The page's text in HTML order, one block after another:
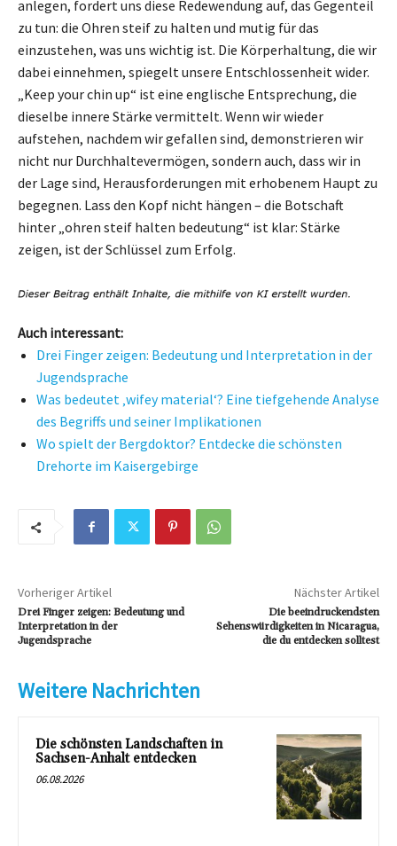
anlegen, fordert uns diese Redewendung auf, das Gegenteil
zu tun: die Ohren steif zu halten und mutig für das
einzustehen, was uns wichtig ist. Die Körperhaltung, die wir
dabei einnehmen, spiegelt unsere Entschlossenheit wider.
„Keep your chin up“ ist eine englische Entsprechung, die
dieselbe innere Stärke vermittelt. Wenn wir wieder
aufstehen, nachdem wir gefallen sind, demonstrieren wir
nicht nur Durchhaltevermögen, sondern auch, dass wir in
der Lage sind, Herausforderungen mit erhobenem Haupt zu
begegnen. Lass den Kopf nicht hängen – die Botschaft
hinter „ohren steif halten bedeutung“ ist klar: Stärke
zeigen, ist der Schlüssel zum Erfolg.
Auch interessant:
Drei Finger zeigen: Bedeutung und Interpretation in der
Jugendsprache
Was bedeutet ‚wifey material‘? Eine tiefgehende Analyse
des Begriffs und seiner Implikationen
Wo spielt der Bergdoktor? Entdecke die schönsten
Drehorte im Kaisergebirge
Vorheriger Artikel
Drei Finger zeigen: Bedeutung und
Interpretation in der
Jugendsprache
Nächster Artikel
Die beeindruckendsten
Sehenswürdigkeiten in Nicaragua,
die du entdecken solltest
Weitere Nachrichten
Die schönsten Landschaften in
Sachsen-Anhalt entdecken
06.08.2026